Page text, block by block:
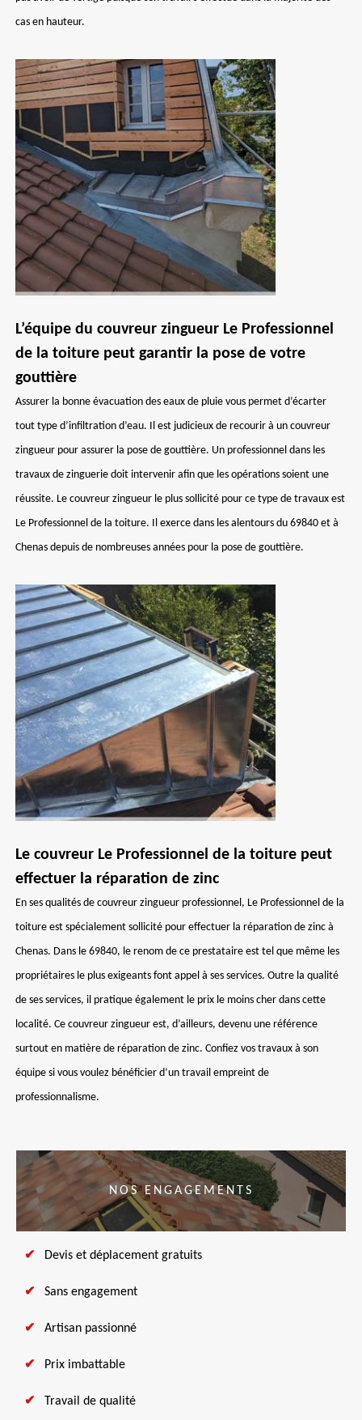
cas en hauteur.
L’équipe du couvreur zingueur Le Professionnel
de la toiture peut garantir la pose de votre
gouttière
Assurer la bonne évacuation des eaux de pluie vous permet d’écarter
tout type d’infiltration d’eau. Il est judicieux de recourir à un couvreur
zingueur pour assurer la pose de gouttière. Un professionnel dans les
travaux de zinguerie doit intervenir afin que les opérations soient une
réussite. Le couvreur zingueur le plus sollicité pour ce type de travaux est
Le Professionnel de la toiture. Il exerce dans les alentours du 69840 et à
Chenas depuis de nombreuses années pour la pose de gouttière.
Le couvreur Le Professionnel de la toiture peut
effectuer la réparation de zinc
En ses qualités de couvreur zingueur professionnel, Le Professionnel de la
toiture est spécialement sollicité pour effectuer la réparation de zinc à
Chenas. Dans le 69840, le renom de ce prestataire est tel que même les
propriétaires le plus exigeants font appel à ses services. Outre la qualité
de ses services, il pratique également le prix le moins cher dans cette
localité. Ce couvreur zingueur est, d’ailleurs, devenu une référence
surtout en matière de réparation de zinc. Confiez vos travaux à son
équipe si vous voulez bénéficier d’un travail empreint de
professionnalisme.
NOS ENGAGEMENTS
Devis et déplacement gratuits
Sans engagement
Artisan passionné
Prix imbattable
Travail de qualité